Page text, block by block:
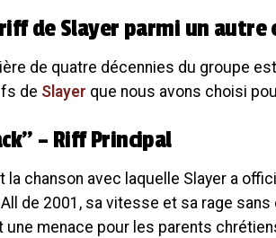
de Slayer parmi un
de quatre décennies du groupe
de Slayer que nous avons choisi
– Riff Principal
la chanson avec laquelle Slayer a
de 2001, sa vitesse et sa rage
une menace pour les parents